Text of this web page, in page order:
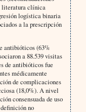
literatura clínica
logística binaria
a la prescripción
antibióticos (63%
a 88.539 visitas
de antibióticos fue
médicamente
de complicaciones
(18,0%). A nivel
consensuada de uso
no